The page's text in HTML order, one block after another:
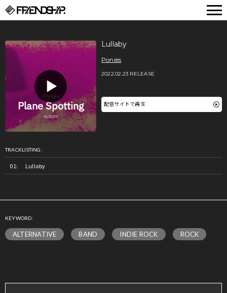
Lullaby
Ponies
2022.02.23 RELEASE
配信サイトで再生
TRACKLISTING:
Lullaby
KEYWORD:
ALTERNATIVE BAND INDIE ROCK ROCK